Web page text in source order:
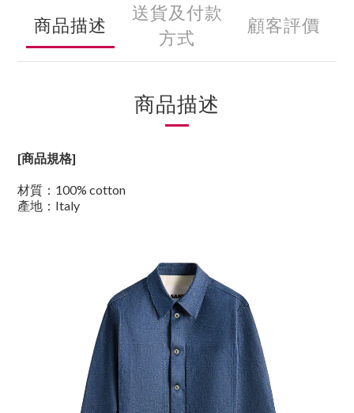
商品描述
送貨及付款
方式
顧客評價
商品描述
[商品規格]
材質 ：100% cotton
產地 ：Italy